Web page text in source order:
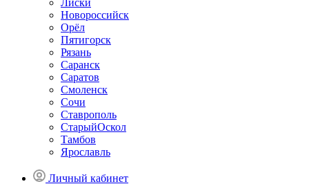
Лиски
Новороссийск
Орёл
Пятигорск
Рязань
Саранск
Саратов
Смоленск
Сочи
Ставрополь
СтарыйОскол
Тамбов
Ярославль
Личный кабинет